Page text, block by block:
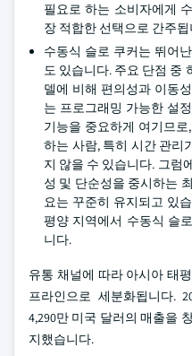
필요로 하는 소비자에게
장 적합한 선택으로 간주
수동식 슬로 쿠커는 뛰어
도 있습니다. 주요 단점 중
델에 비해 편의성과 이동
는 프로그래밍 가능한 설
기능을 중요하게 여기므
하는 사람, 특히 시간 관리
지 않을 수 있습니다. 그럼
성 및 단순성을 중시하는
요는 꾸준히 유지되고 있
평양 지역에서 수동식 슬
니다.
유통 채널에 따라 아시아 태
프라인으로 세분화됩니다.
4,290만 미국 달러의 매출을
지했습니다.